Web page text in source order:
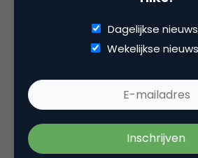
Robin, feitelijk praat je over co-
algemene zin met een
met ‘de gebruiker’
specifieke geval worden
ingezet. Door de focus die je
Hyves etc) moet je op zoek
Dagelijkse
Wekelijkse